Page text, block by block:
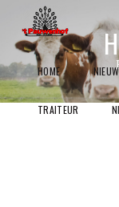
HOME NIEUW
TRAITEUR